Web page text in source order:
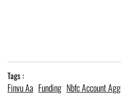
Tags :
Finvu Aa Funding Nbfc Account